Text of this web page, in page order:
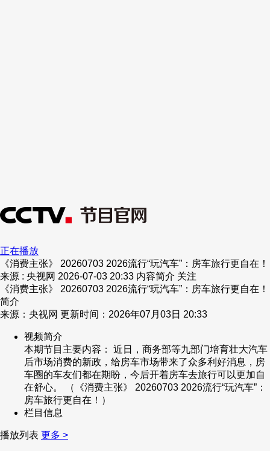
正在播放
《消费主张》 20260703 2026流行“玩汽车”：房车旅行更自在！
来源 : 央视网 2026-07-03 20:33 内容简介 关注
《消费主张》 20260703 2026流行“玩汽车”：房车旅行更自在！
简介
来源：央视网 更新时间：2026年07月03日 20:33
视频简介
本期节目主要内容： 近日，商务部等九部门培育壮大汽车
后市场消费的新政，给房车市场带来了众多利好消息，房
车圈的车友们都在期盼，今后开着房车去旅行可以更加自
在舒心。 （《消费主张》 20260703 2026流行“玩汽车”：
房车旅行更自在！）
栏目信息
播放列表 更多 >